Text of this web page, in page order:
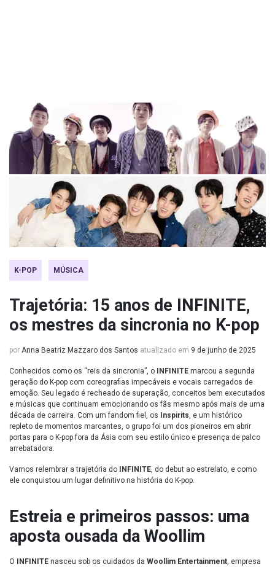
K-POP MÚSICA
Trajetória: 15 anos de INFINITE,
os mestres da sincronia no K-pop
por Anna Beatriz Mazzaro dos Santos atualizado em 9 de junho de 2025
Conhecidos como os “reis da sincronia”, o INFINITE marcou a segunda
geração do K-pop com coreografias impecáveis e vocais carregados de
emoção. Seu legado é recheado de superação, conceitos bem executados
e músicas que continuam emocionando os fãs mesmo após mais de uma
década de carreira. Com um fandom fiel, os
Inspirits, e um histórico
repleto de momentos marcantes, o grupo foi um dos pioneiros em abrir
portas para o K-pop fora da Ásia com seu estilo único e presença de palco
arrebatadora.
Vamos relembrar a trajetória do INFINITE, do debut ao estrelato, e como
ele conquistou um lugar definitivo na história do K-pop.
Estreia e primeiros passos: uma
aposta ousada da Woollim
O INFINITE nasceu sob os cuidados da Woollim Entertainment, empresa